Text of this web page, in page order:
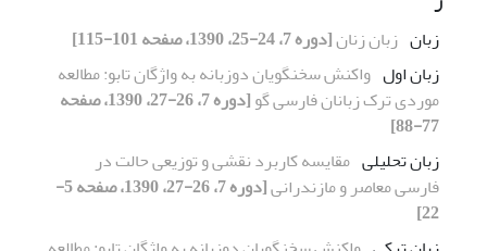
زبان زبان زنان[دوره 7، 24-25، 1390، صفحه 101-115]
زبان اول واکنش سخنگویان دوزبانه به واژگان تابو: مطالعه
موردی ترک زبانان فارسی گو
[دوره 7، 26-27، 1390، صفحه
77-88]
زبان تحلیلی مقایسه کاربرد نقشی و توزیعی حالت در
فارسی معاصر و مازندرانی
[دوره 7، 26-27، 1390، صفحه 5-
22]